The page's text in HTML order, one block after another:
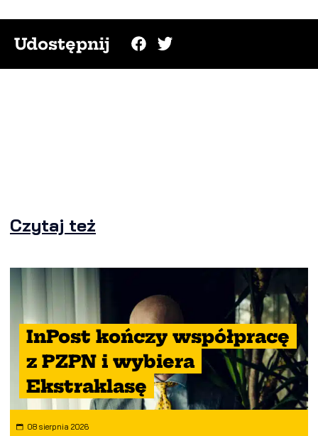
Udostępnij
Czytaj też
InPost kończy współpracę
z PZPN i wybiera
Ekstraklasę
08 sierpnia 2026